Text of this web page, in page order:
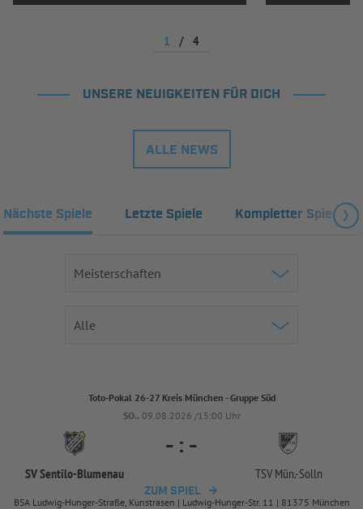
1 / 4
UNSERE NEUIGKEITEN FÜR DICH
ALLE NEWS
Nächste Spiele Letzte Spiele Kompletter Spielplan
Toto-Pokal 26-27 Kreis München - Gruppe Süd
SO.. 09.08.2026 /15:00 Uhr
SV Sentilo-Blumenau
- : -
TSV Mün.-Solln
ZUM SPIEL
BSA Ludwig-Hunger-Straße, Kunstrasen | Ludwig-Hunger-Str. 11 | 81375 München